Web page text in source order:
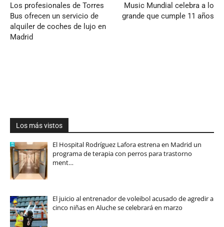
Los profesionales de Torres
Bus ofrecen un servicio de
alquiler de coches de lujo en
Madrid
Music Mundial celebra a lo
grande que cumple 11 años
Los más vistos
El Hospital Rodríguez Lafora estrena en Madrid un
programa de terapia con perros para trastorno
ment…
El juicio al entrenador de voleibol acusado de agredir a
cinco niñas en Aluche se celebrará en marzo